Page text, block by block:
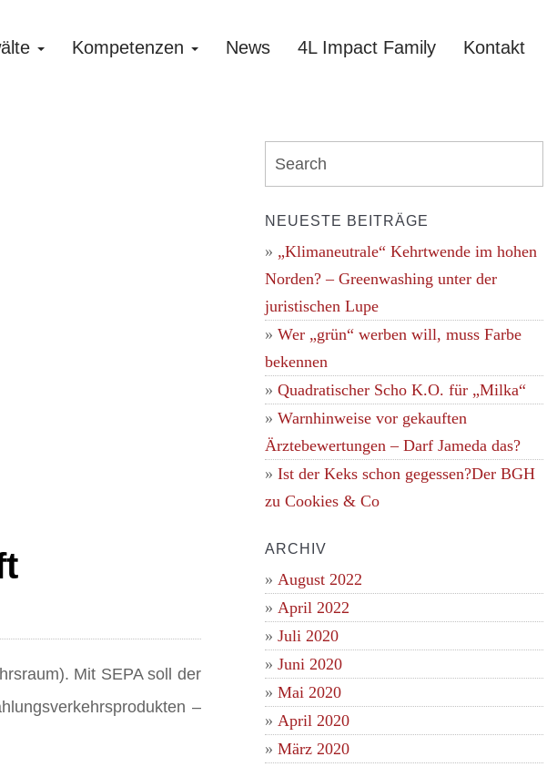
Kompetenzen News 4L Impact Family Kontakt
Mit SEPA soll der
–
NEUESTE BEITRÄGE
„Klimaneutrale“ Kehrtwende im hohen
Norden? – Greenwashing unter der
juristischen Lupe
Wer „grün“ werben will, muss Farbe
bekennen
Quadratischer Scho K.O. für „Milka“
Warnhinweise vor gekauften
Ärztebewertungen – Darf Jameda das?
Ist der Keks schon gegessen?Der BGH
zu Cookies & Co
ARCHIV
August 2022
April 2022
Juli 2020
Juni 2020
Mai 2020
April 2020
März 2020